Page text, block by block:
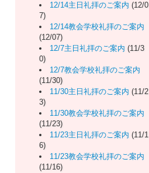
12/14主日礼拝のご案内 (12/0
7)
12/14教会学校礼拝のご案内
(12/07)
12/7主日礼拝のご案内 (11/3
0)
12/7教会学校礼拝のご案内
(11/30)
11/30主日礼拝のご案内 (11/2
3)
11/30教会学校礼拝のご案内
(11/23)
11/23主日礼拝のご案内 (11/1
6)
11/23教会学校礼拝のご案内
(11/16)